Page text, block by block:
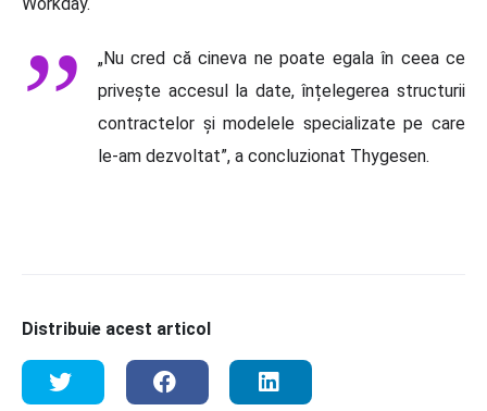
„Nu cred că cineva ne poate egala în ceea ce
privește accesul la date, înțelegerea structurii
contractelor și modelele specializate pe care
le-am dezvoltat”, a concluzionat Thygesen.
Distribuie acest articol